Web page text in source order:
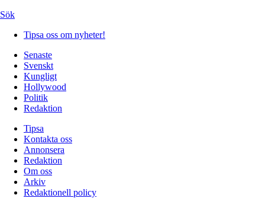
Sök
Tipsa oss om nyheter!
Senaste
Svenskt
Kungligt
Hollywood
Politik
Redaktion
Tipsa
Kontakta oss
Annonsera
Redaktion
Om oss
Arkiv
Redaktionell policy